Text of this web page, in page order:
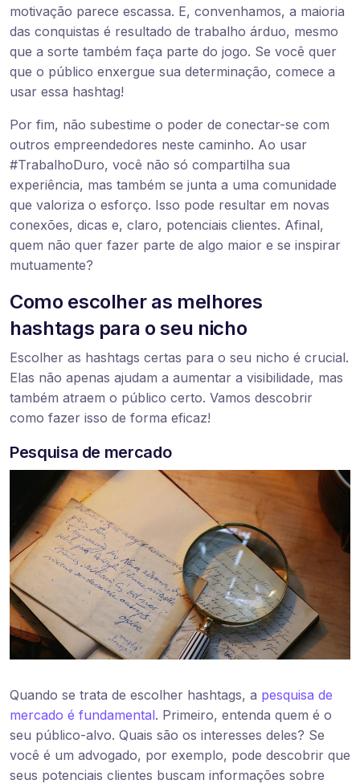
motivação parece escassa. E, convenhamos, a maioria
das conquistas é resultado de trabalho árduo, mesmo
que a sorte também faça parte do jogo. Se você quer
que o público enxergue sua determinação, comece a
usar essa hashtag!
Por fim, não subestime o poder de conectar-se com
outros empreendedores neste caminho. Ao usar
#TrabalhoDuro, você não só compartilha sua
experiência, mas também se junta a uma comunidade
que valoriza o esforço. Isso pode resultar em novas
conexões, dicas e, claro, potenciais clientes. Afinal,
quem não quer fazer parte de algo maior e se inspirar
mutuamente?
Como escolher as melhores
hashtags para o seu nicho
Escolher as hashtags certas para o seu nicho é crucial.
Elas não apenas ajudam a aumentar a visibilidade, mas
também atraem o público certo. Vamos descobrir
como fazer isso de forma eficaz!
Pesquisa de mercado
Quando se trata de escolher hashtags, a pesquisa de
mercado é fundamental. Primeiro, entenda quem é o
seu público-alvo. Quais são os interesses deles? Se
você é um advogado, por exemplo, pode descobrir que
seus potenciais clientes buscam informações sobre